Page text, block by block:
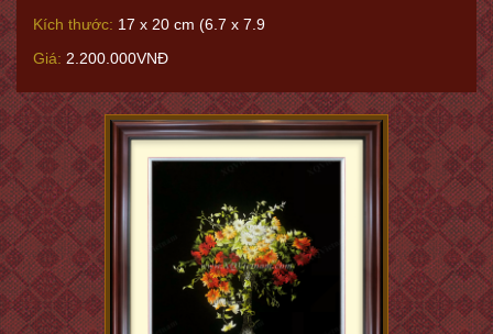
Kích thước: 17 x 20 cm (6.7 x 7.9
Giá: 2.200.000VNĐ